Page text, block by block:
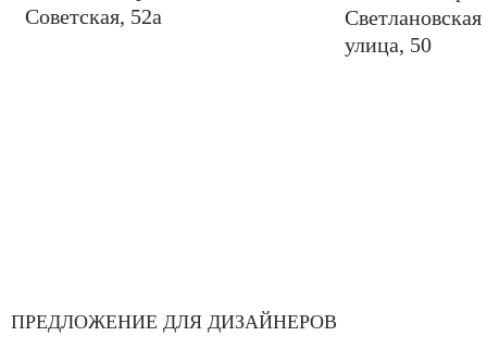
Советская, 52а
Светлановская
улица, 50
ПРЕДЛОЖЕНИЕ ДЛЯ ДИЗАЙНЕРОВ